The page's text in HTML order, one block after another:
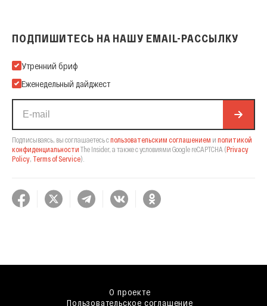
ПОДПИШИТЕСЬ НА НАШУ EMAIL-РАССЫЛКУ
Подпишитесь на нашу Email-рассылку
Утренний бриф
Еженедельный дайджест
Подписываясь, вы соглашаетесь спользовательским соглашением и политикой
конфиденциальности The Insider, а также с условиями Google reCAPTCHA (Privacy
Policy, Terms of Service).
О проекте
Пользовательское соглашение